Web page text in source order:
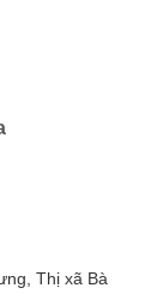
Thị xã Bà